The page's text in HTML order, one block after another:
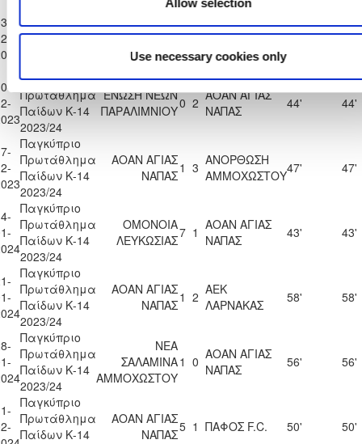
Allow selection
Use necessary cookies only
Πρωτάθλημα
ΑΟΑΝ ΑΓΙΑΣ0 1 SOCCER
CYPRUS FC
45' 45'
Παγκύπριο
Πρωτάθλημα
Παίδων Κ-14
2023/24
ΕΝΩΣΗ ΝΕΩΝ
ΠΑΡΑΛΙΜΝΙΟΥ0 2 ΑΟΑΝ ΑΓΙΑΣ
ΝΑΠΑΣ
44' 44'
Παγκύπριο
Πρωτάθλημα
Παίδων Κ-14
2023/24
ΑΟΑΝ ΑΓΙΑΣ
ΝΑΠΑΣ1 3 ΑΝΟΡΘΩΣΗ
ΑΜΜΟΧΩΣΤΟΥ47' 47'
Παγκύπριο
Πρωτάθλημα
Παίδων Κ-14
2023/24
ΟΜΟΝΟΙΑ
ΛΕΥΚΩΣΙΑΣ7 1 ΑΟΑΝ ΑΓΙΑΣ
ΝΑΠΑΣ
43' 43'
Παγκύπριο
Πρωτάθλημα
Παίδων Κ-14
2023/24
ΑΟΑΝ ΑΓΙΑΣ
ΝΑΠΑΣ1 2 ΑΕΚ
ΛΑΡΝΑΚΑΣ
58' 58'
Παγκύπριο
Πρωτάθλημα
Παίδων Κ-14
2023/24
ΝΕΑ
ΣΑΛΑΜΙΝΑ
ΑΜΜΟΧΩΣΤΟΥ
1 0 ΑΟΑΝ ΑΓΙΑΣ
ΝΑΠΑΣ
56' 56'
Παγκύπριο
Πρωτάθλημα
Παίδων Κ-14
ΑΟΑΝ ΑΓΙΑΣ
ΝΑΠΑΣ5 1 ΠΑΦΟΣ F.C. 50' 50'